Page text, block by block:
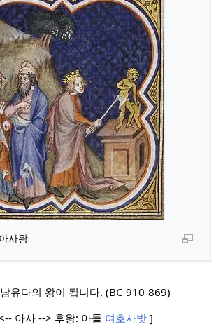
사왕
유다의 왕이 됩니다. (BC 910-869)
아사 --> 후왕: 아들 여호사밧]